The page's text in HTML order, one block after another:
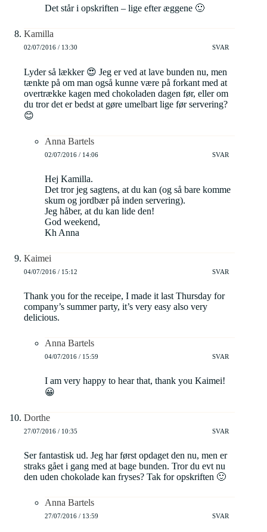
Det står i opskriften – lige efter æggene 🙂
Kamilla
02/07/2016 / 13:30 SVAR
Lyder så lækker 😍 Jeg er ved at lave bunden nu, men
tænkte på om man også kunne være på forkant med at
overtrække kagen med chokoladen dagen før, eller om
du tror det er bedst at gøre umelbart lige før servering?
😊
Anna Bartels
02/07/2016 / 14:06 SVAR
Hej Kamilla.
Det tror jeg sagtens, at du kan (og så bare komme
skum og jordbær på inden servering).
Jeg håber, at du kan lide den!
God weekend,
Kh Anna
Kaimei
04/07/2016 / 15:12 SVAR
Thank you for the receipe, I made it last Thursday for
company’s summer party, it’s very easy also very
delicious.
Anna Bartels
04/07/2016 / 15:59 SVAR
I am very happy to hear that, thank you Kaimei!
😀
Dorthe
27/07/2016 / 10:35 SVAR
Ser fantastisk ud. Jeg har først opdaget den nu, men er
straks gået i gang med at bage bunden. Tror du evt nu
den uden chokolade kan fryses? Tak for opskriften 🙂
Anna Bartels
27/07/2016 / 13:59 SVAR